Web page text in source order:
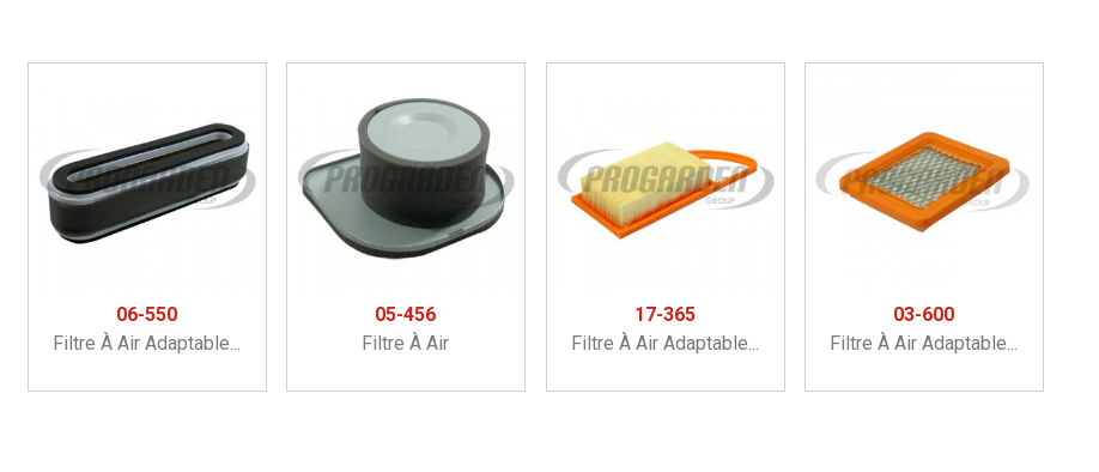
06-550
Filtre À Air Adaptable...
05-456
Filtre À Air
17-365
Filtre À Air Adaptable...
03-600
Filtre À Air Adaptable...